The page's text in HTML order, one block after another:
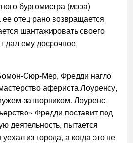
бургомистра (мэра)
ее отец рано возвращается
шантажировать своего
дал ему досрочное
Сюр-Мер, Фредди нагло
афериста Лоуренсу,
затворником. Лоуренс,
Фредди поставит под
деятельность, пытается
из города, а когда это не